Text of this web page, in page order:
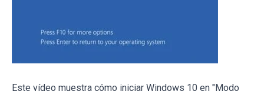
Este vídeo muestra cómo iniciar Windows 10 en "Modo